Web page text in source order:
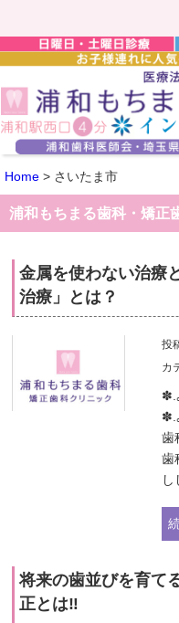
Home > さいたま市
浦和もちまる歯科・矯正
金属を使わない治療
治療」とは？
投
カ
✽.
✽.
歯
歯
将来の歯並びを育て
正とは‼